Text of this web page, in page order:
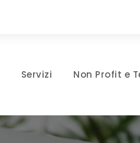
Servizi Non Profit e